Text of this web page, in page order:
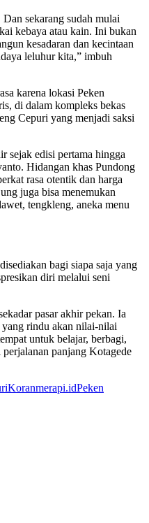
sekarang sudah mulai
kebaya atau kain. Ini bukan
kesadaran dan kecintaan
leluhur kita,” imbuh
karena lokasi Peken
di dalam kompleks bekas
Cepuri yang menjadi saksi
sejak edisi pertama hingga
Hidangan khas Pundong
rasa otentik dan harga
juga bisa menemukan
tengkleng, aneka menu
bagi siapa saja yang
diri melalui seni
pasar akhir pekan. Ia
yang rindu akan nilai-nilai
untuk belajar, berbagi,
panjang Kotagede
Koranmerapi.idPeken